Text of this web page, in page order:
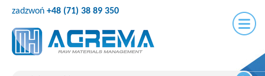
zadzwoń +48 (71) 38 89 350